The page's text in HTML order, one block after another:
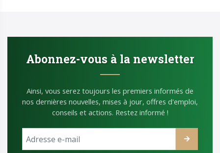
Abonnez-vous à la newsletter
Ainsi, vous serez toujours les premiers informés de
nos dernières nouvelles, mises à jour, offres d'emploi,
conseils et actions. Restez informé !